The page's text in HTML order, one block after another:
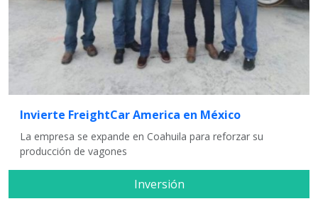
Invierte FreightCar America en México
La empresa se expande en Coahuila para reforzar su
producción de vagones
Inversión